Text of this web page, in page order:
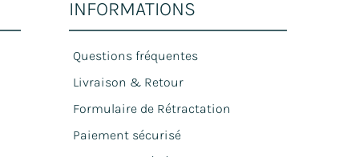
INFORMATIONS
Questions fréquentes
Livraison & Retour
Formulaire de Rétractation
Paiement sécurisé